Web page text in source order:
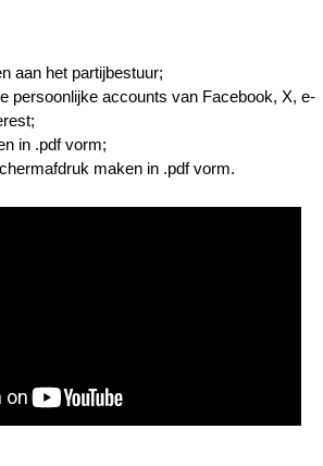
aan het partijbestuur;
persoonlijke accounts van Facebook, X, e-
in .pdf vorm;
maken in .pdf vorm.